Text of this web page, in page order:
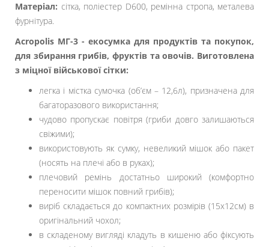
Матеріал: сітка, поліестер D600, ремінна стропа, металева
фурнітура.
Acropolis МГ-3 - екосумка для продуктів та покупок,
для збирання грибів, фруктів та овочів. Виготовлена
з міцної військової сітки:
легка і містка сумочка (об’єм – 12,6л), призначена для
багаторазового використання;
чудово пропускає повітря (гриби довго залишаються
свіжими);
використовують як сумку, невеликий мішок або пакет
(носять на плечі або в руках);
плечовий ремінь достатньо широкий (комфортно
переносити мішок повний грибів);
виріб складається до компактних розмірів (15х12см) в
оригінальний чохол;
в складеному вигляді кладуть в кишеню або фіксують